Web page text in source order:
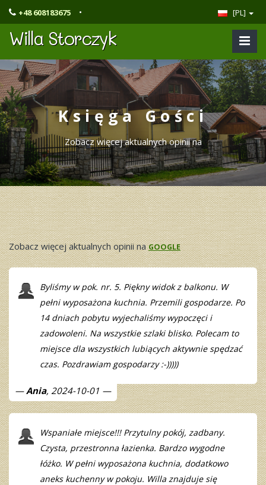
+48 608183675 • [PL]
Willa Storczyk
Księga Gości
Zobacz więcej aktualnych opinii na
Zobacz więcej aktualnych opinii naGOOGLE
Byliśmy w pok. nr. 5. Piękny widok z balkonu. W
pełni wyposażona kuchnia. Przemili gospodarze. Po
14 dniach pobytu wyjechaliśmy wypoczęci i
zadowoleni. Na wszystkie szlaki blisko. Polecam to
miejsce dla wszystkich lubiących aktywnie spędzać
czas. Pozdrawiam gospodarzy :-)))))
Ania, 2024-10-01
Wspaniałe miejsce!!! Przytulny pokój, zadbany.
Czysta, przestronna łazienka. Bardzo wygodne
łóżko. W pełni wyposażona kuchnia, dodatkowo
aneks kuchenny w pokoju. Willa znajduje się